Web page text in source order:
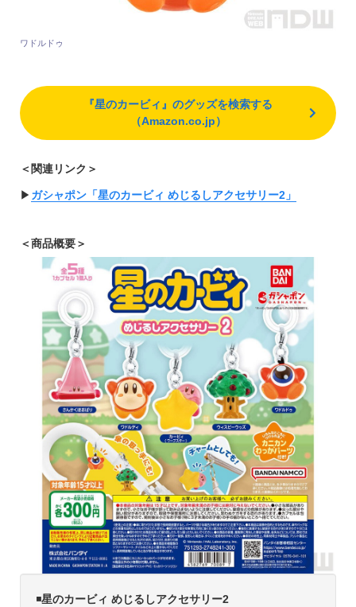
ワドルドゥ
『星のカービィ』のグッズを検索する
（Amazon.co.jp）
＜関連リンク＞
▶︎ ガシャポン「星のカービィ めじるしアクセサリー2」
＜商品概要＞
◾️星のカービィ めじるしアクセサリー2